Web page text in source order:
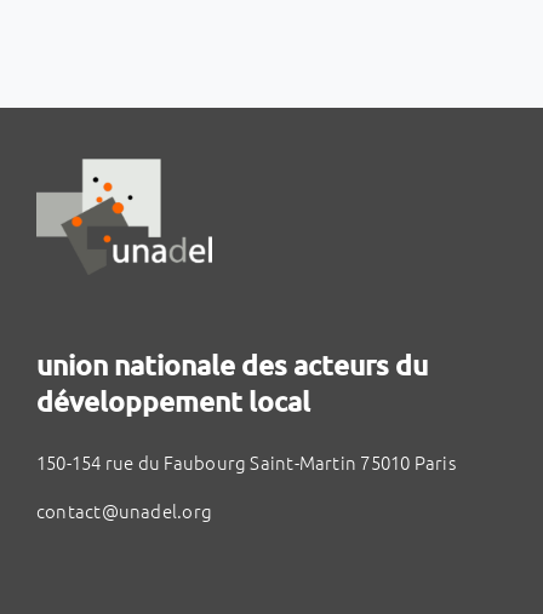
union nationale des acteurs du
développement local
150-154 rue du Faubourg Saint-Martin 75010 Paris
contact@unadel.org